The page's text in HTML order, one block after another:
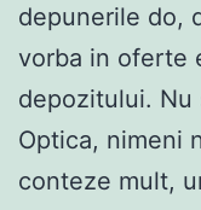
depunerile do,
vorba in oferte
depozitului. Nu
Optica, nimeni
conteze mult,